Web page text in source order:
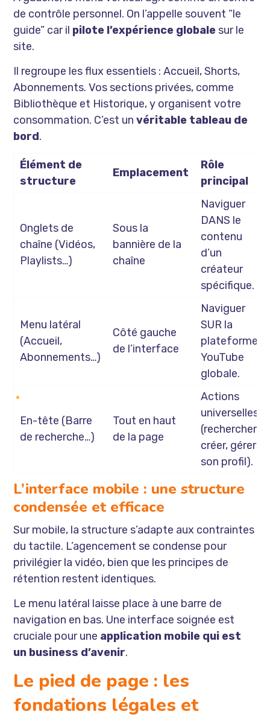
de contrôle personnel. On l’appelle souvent “le
guide” car il pilote l’expérience globalesur le
site.
Il regroupe les flux essentiels : Accueil, Shorts,
Abonnements. Vos sections privées, comme
Bibliothèque et Historique, y organisent votre
consommation. C’est unvéritable tableau de
bord.
Élément de
structure
Emplacement
Rôle
principal
Onglets de
chaîne (Vidéos,
Playlists…)
Sous la
bannière de la
chaîne
Naviguer
DANS le
contenu
d’un
créateur
spécifique.
Menu latéral
(Accueil,
Abonnements…)
Côté gauche
de l’interface
Naviguer
SUR la
plateforme
YouTube
globale.
En-tête (Barre
de recherche…)
Tout en haut
de la page
Actions
universelles
(rechercher,
créer, gérer
son profil).
L’interface mobile : une structure
condensée et efficace
Sur mobile, la structure s’adapte aux contraintes
du tactile. L’agencement se condense pour
privilégier la vidéo, bien que les principes de
rétention restent identiques.
Le menu latéral laisse place à une barre de
navigation en bas. Une interface soignée est
cruciale pour une application mobile qui est
un business d’avenir.
Le pied de page : les
fondations légales et